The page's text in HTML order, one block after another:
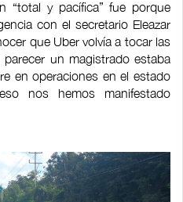
“total y pacífica” fue porque
con el secretario Eleazar
que Uber volvía a tocar las
un magistrado estaba
en operaciones en el estado
nos hemos manifestado